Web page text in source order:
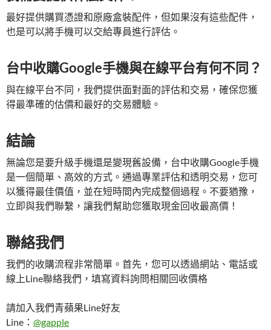
最好提供購買憑證和原廠盒裝配件，但如果沒有這些配件，
也是可以將手機可以交給專員進行評估。
台中收購Google手機與在線平台有何不同？
與在線平台不同，我們提供面對面的評估和交易，確保您獲
得最準確的估價和最好的交易體驗。
結論
無論您是要升級手機還是變現舊設備，台中收購Google手機
是一個簡單、高效的方式。通過專業評估和透明交易，您可
以獲得最佳價值，並在短時間內完成整個過程。不要猶豫，
立即與我們聯繫，讓我們幫助您獲取現金回收最高價！
聯絡我們
我們的收購流程非常簡單。首先，您可以透過網站、電話或
線上Line聯絡我們，填寫資料詢問相關回收價格
請加入我們青蘋果Line好友
Line： @gapple